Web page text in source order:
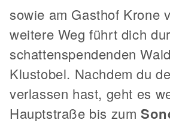
sowie am Gasthof Krone
weitere Weg führt dich
schattenspendenden
Klustobel. Nachdem du
verlassen hast, geht es
Hauptstraße bis zum